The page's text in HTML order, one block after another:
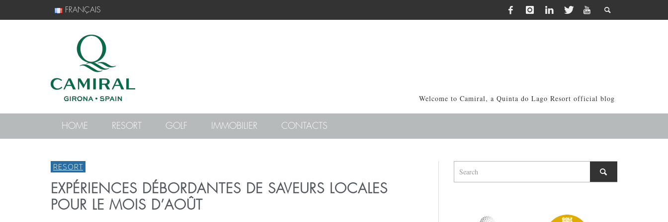
FRANÇAIS
Welcome to Camiral, a Quinta do Lago Resort official blog
HOME RESORT GOLF IMMOBILIER CONTACTS
RESORT
EXPÉRIENCES DÉBORDANTES DE SAVEURS LOCALES
POUR LE MOIS D’AOÛT